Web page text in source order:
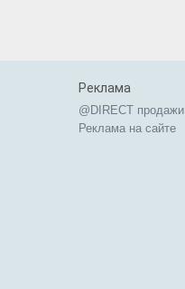
Реклама
@DIRECT продажи
Реклама на сайте